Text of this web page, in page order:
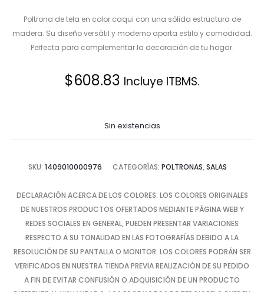
Poltrona de tela en color caqui con una sólida estructura de
madera. Su diseño versátil y moderno aporta estilo y comodidad.
Perfecta para complementar la decoración de tu hogar.
$608.83 Incluye ITBMS.
Sin existencias
SKU: 1409010000976 CATEGORÍAS: POLTRONAS, SALAS
DECLARACIÓN ACERCA DE LOS COLORES. LOS COLORES ORIGINALES
DE NUESTROS PRODUCTOS OFERTADOS MEDIANTE PÁGINA WEB Y
REDES SOCIALES EN GENERAL, PUEDEN PRESENTAR VARIACIONES
RESPECTO A SU TONALIDAD EN LAS FOTOGRAFÍAS DEBIDO A LA
RESOLUCIÓN DE SU PANTALLA O MONITOR. LOS COLORES PODRÁN SER
VERIFICADOS EN NUESTRA TIENDA PREVIA REALIZACIÓN DE SU PEDIDO
A FIN DE EVITAR CONFUSIÓN O ADQUISICIÓN DE UN PRODUCTO